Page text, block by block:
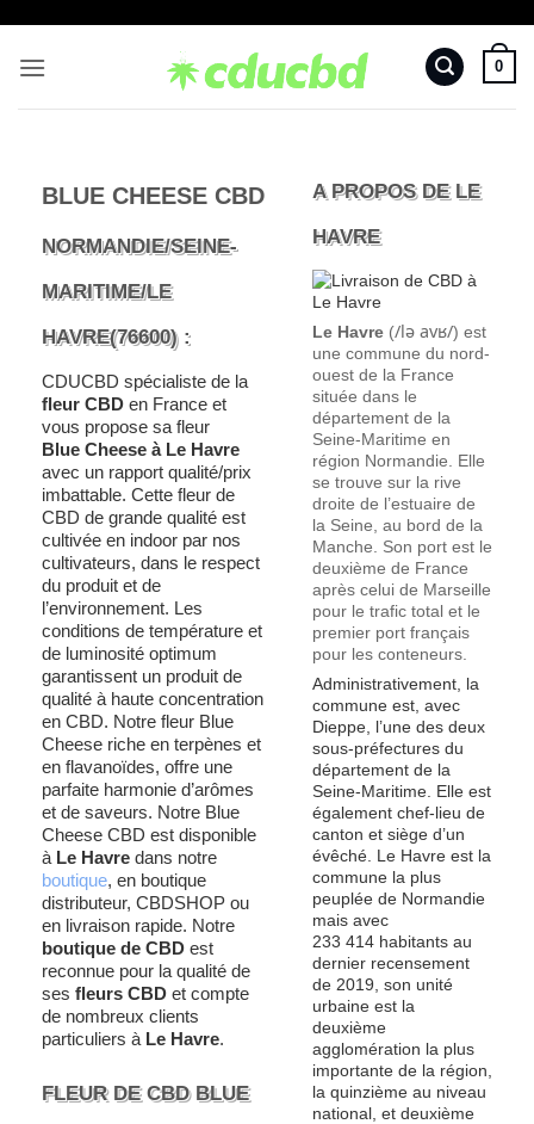
contenu
0
BLUE CHEESE CBD
NORMANDIE/SEINE-
MARITIME/LE
HAVRE(76600) :
CDUCBD spécialiste de la
fleur CBD en France et
vous propose sa fleur
Blue Cheese à Le Havre
avec un rapport qualité/prix
imbattable. Cette fleur de
CBD de grande qualité est
cultivée en indoor par nos
cultivateurs, dans le respect
du produit et de
l’environnement. Les
conditions de température et
de luminosité optimum
garantissent un produit de
qualité à haute concentration
en CBD. Notre fleur Blue
Cheese riche en terpènes et
en flavanoïdes, offre une
parfaite harmonie d’arômes
et de saveurs. Notre Blue
Cheese CBD est disponible
à Le Havre dans notre
boutique, en boutique
distributeur, CBDSHOP ou
en livraison rapide. Notre
boutique de CBD est
reconnue pour la qualité de
ses fleurs CBD et compte
de nombreux clients
particuliers à Le Havre.
FLEUR DE CBD BLUE
A PROPOS DE LE
HAVRE
Le Havre (/lə avʁ/) est
une commune du nord-
ouest de la France
située dans le
département de la
Seine-Maritime en
région Normandie. Elle
se trouve sur la rive
droite de l’estuaire de
la Seine, au bord de la
Manche. Son port est le
deuxième de France
après celui de Marseille
pour le trafic total et le
premier port français
pour les conteneurs.
Administrativement, la
commune est, avec
Dieppe, l’une des deux
sous-préfectures du
département de la
Seine-Maritime. Elle est
également chef-lieu de
canton et siège d’un
évêché. Le Havre est la
commune la plus
peuplée de Normandie
mais avec
233 414 habitants au
dernier recensement
de 2019, son unité
urbaine est la
deuxième
agglomération la plus
importante de la région,
la quinzième au niveau
national, et deuxième